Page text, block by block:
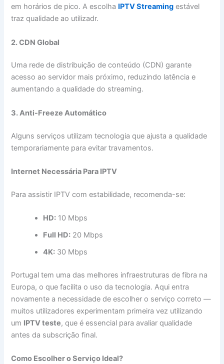
em horários de pico. A escolha IPTV Streaming estável
traz qualidade ao utilizadr.
2. CDN Global
Uma rede de distribuição de conteúdo (CDN) garante
acesso ao servidor mais próximo, reduzindo latência e
aumentando a qualidade do streaming.
3. Anti-Freeze Automático
Alguns serviços utilizam tecnologia que ajusta a qualidade
temporariamente para evitar travamentos.
Internet Necessária Para IPTV
Para assistir IPTV com estabilidade, recomenda-se:
HD: 10 Mbps
Full HD: 20 Mbps
4K: 30 Mbps
Portugal tem uma das melhores infraestruturas de fibra na
Europa, o que facilita o uso da tecnologia. Aqui entra
novamente a necessidade de escolher o serviço correto —
muitos utilizadores experimentam primeira vez utilizando
um IPTV teste, que é essencial para avaliar qualidade
antes da subscrição final.
Como Escolher o Serviço Ideal?